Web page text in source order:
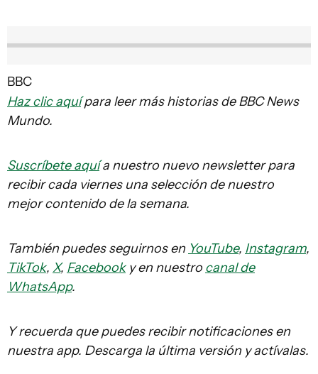
BBC
Haz clic aquípara leer más historias de BBC News
Mundo.
Suscríbete aquía nuestro nuevo newsletter para
recibir cada viernes una selección de nuestro
mejor contenido de la semana.
También puedes seguirnos en YouTube, Instagram,
TikTok, X, Facebooky en nuestro canal de
WhatsApp.
Y recuerda que puedes recibir notificaciones en
nuestra app. Descarga la última versión y actívalas.